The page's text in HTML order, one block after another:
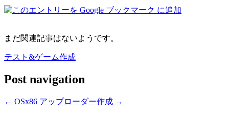
まだ関連記事はないようです。
テスト&ゲーム作成
Post navigation
← OSx86 アップローダー作成 →